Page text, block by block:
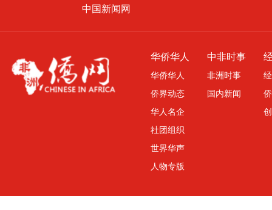
中国新闻网
华侨华人
华侨华人
侨界动态
华人名企
社团组织
世界华声
人物专版
中非时事
非洲时事
国内新闻